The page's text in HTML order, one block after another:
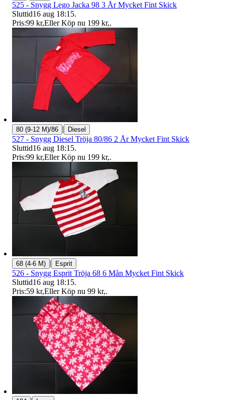
525 - Snygg Lego Jacka 98 3 År Mycket Fint Skick
Sluttid16 aug 18:15.
Pris:99 kr,Eller Köp nu 199 kr,.
80 (9-12 M)/86 | Diesel
527 - Snygg Diesel Tröja 80/86 2 År Mycket Fint Skick
Sluttid16 aug 18:15.
Pris:99 kr,Eller Köp nu 199 kr,.
68 (4-6 M) | Esprit
526 - Snygg Esprit Tröja 68 6 Mån Mycket Fint Skick
Sluttid16 aug 18:15.
Pris:59 kr,Eller Köp nu 99 kr,.